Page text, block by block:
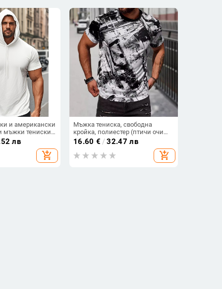
и американски
мъжки тениски,
и къс ръкав,
с качулка,
ръкав и къс
лв
add_shopping_cart
Мъжка тениска, свободна
кройка, полиестер (птичи очи
плат), 3D дигитален принт,
кръгло деколте, къси ръкави
16.60 € /32.47 лв
add_shopping_cart